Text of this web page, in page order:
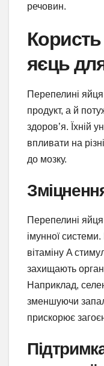
речовин.
яєць
Перепелині
продукт, а й
здоров’я. Їхній
впливати на
до мозку.
Перепелині
імунної
вітаміну A
захищають
Наприклад,
зменшуючи
прискорює